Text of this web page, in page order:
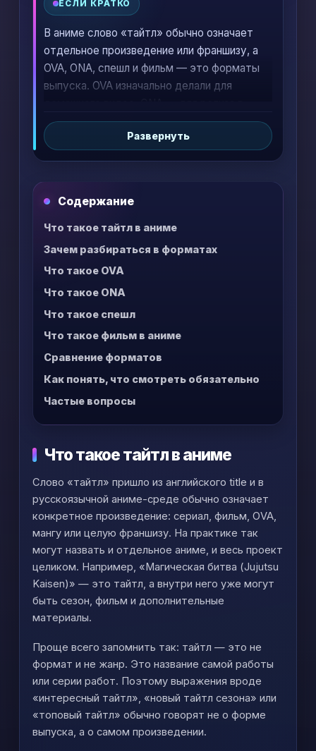
ЕСЛИ КРАТКО
В аниме слово «тайтл» обычно означает
отдельное произведение или франшизу, а
OVA, ONA, спешл и фильм — это форматы
выпуска. OVA изначально делали для
интернете, спешлы чаще всего служат
бонусом или дополнительным эпизодом, а
Развернуть
Содержание
Что такое тайтл в аниме
Зачем разбираться в форматах
Что такое OVA
Что такое ONA
Что такое спешл
Что такое фильм в аниме
Сравнение форматов
Как понять, что смотреть обязательно
Частые вопросы
Что такое тайтл в аниме
Слово «тайтл» пришло из английского title и в
русскоязычной аниме-среде обычно означает
конкретное произведение: сериал, фильм, OVA,
мангу или целую франшизу. На практике так
могут назвать и отдельное аниме, и весь проект
целиком. Например, «Магическая битва (Jujutsu
Kaisen)» — это тайтл, а внутри него уже могут
быть сезон, фильм и дополнительные
материалы.
Проще всего запомнить так: тайтл — это не
формат и не жанр. Это название самой работы
или серии работ. Поэтому выражения вроде
«интересный тайтл», «новый тайтл сезона» или
«топовый тайтл» обычно говорят не о форме
выпуска, а о самом произведении.